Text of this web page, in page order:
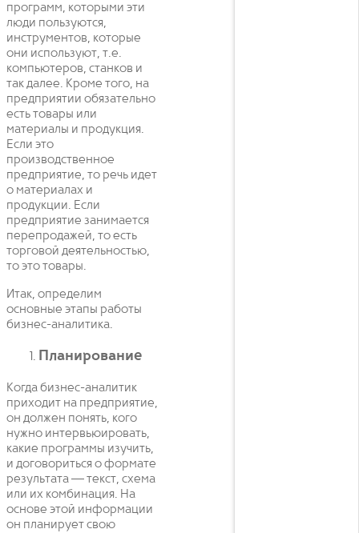
программ, которыми эти
люди пользуются,
инструментов, которые
они используют, т.е.
компьютеров, станков и
так далее. Кроме того, на
предприятии обязательно
есть товары или
материалы и продукция.
Если это
производственное
предприятие, то речь идет
о материалах и
продукции. Если
предприятие занимается
перепродажей, то есть
торговой деятельностью,
то это товары.
Итак, определим
основные этапы работы
бизнес-аналитика.
Планирование
Когда бизнес-аналитик
приходит на предприятие,
он должен понять, кого
нужно интервьюировать,
какие программы изучить,
и договориться о формате
результата — текст, схема
или их комбинация. На
основе этой информации
он планирует свою